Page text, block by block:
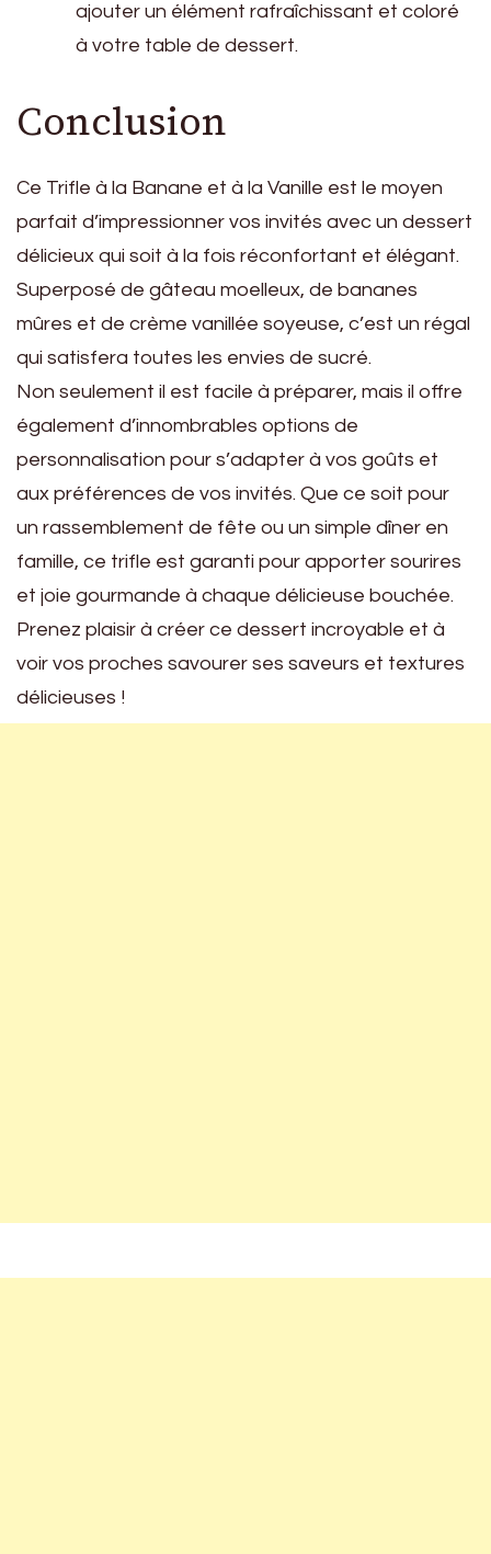
ajouter un élément rafraîchissant et coloré
à votre table de dessert.
Conclusion
Ce Trifle à la Banane et à la Vanille est le moyen
parfait d’impressionner vos invités avec un dessert
délicieux qui soit à la fois réconfortant et élégant.
Superposé de gâteau moelleux, de bananes
mûres et de crème vanillée soyeuse, c’est un régal
qui satisfera toutes les envies de sucré.
Non seulement il est facile à préparer, mais il offre
également d’innombrables options de
personnalisation pour s’adapter à vos goûts et
aux préférences de vos invités. Que ce soit pour
un rassemblement de fête ou un simple dîner en
famille, ce trifle est garanti pour apporter sourires
et joie gourmande à chaque délicieuse bouchée.
Prenez plaisir à créer ce dessert incroyable et à
voir vos proches savourer ses saveurs et textures
délicieuses !